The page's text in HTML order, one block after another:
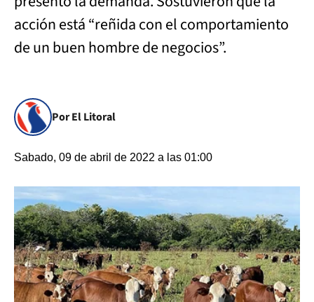
acción está “reñida con el comportamiento
de un buen hombre de negocios”.
Por El Litoral
Sabado, 09 de abril de 2022 a las 01:00